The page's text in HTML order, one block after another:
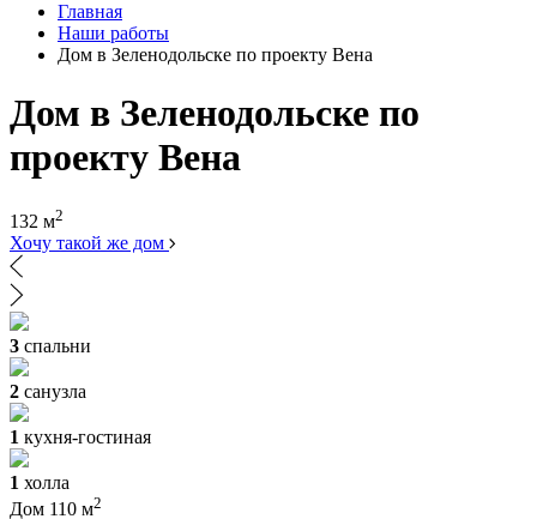
Главная
Наши работы
Дом в Зеленодольске по проекту Вена
Дом в Зеленодольске по
проекту Вена
132 м2
Хочу такой же дом
3 спальни
2 санузла
1 кухня-гостиная
1 холла
Дом 110 м2